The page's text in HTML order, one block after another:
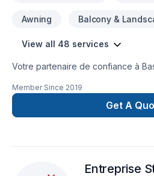
Awning Balcony &
View all 48 services
Votre partenaire de confiance à
dom., Agrandissement, Après-
Charpentier, Cuisine, Démolition,
Fondation, Fondations, Garage,
concrétiser vos projets les plus
Member Since 2019
Get A
Entreprise